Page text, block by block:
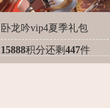
卧龙吟vip4夏季礼包
15888积分还剩 447件